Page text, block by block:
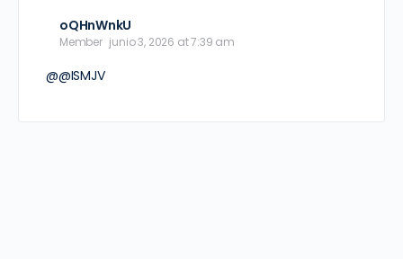
oQHnWnkU
Member junio 3, 2026 at 7:39 am
@@ISMJV